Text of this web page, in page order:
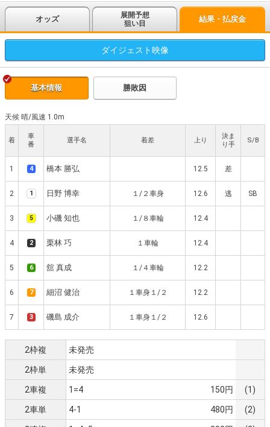
オッズ
展開予想
狙い目
結果・払戻金
ダイジェスト映像
基本情報 勝敗因
天候 晴/風速 1.0m
着
車
番
選手名 着差 上り
決ま
り手
S/B
1 4 橋本 勝弘 12.5 差
2 1 日野 博幸 １/２車身 12.6 逃 SB
3 5 小磯 知也 １/８車輪 12.4
4 2 栗林 巧 １車輪 12.4
5 6 舘 真成 １/４車輪 12.2
6 7 細沼 健治 １車身１/２ 12.2
7 3 磯島 成介 １車身１/２ 12.6
2枠複 未発売
2枠単 未発売
2車複 1=4 150円 (1)
2車単 4-1 480円 (2)